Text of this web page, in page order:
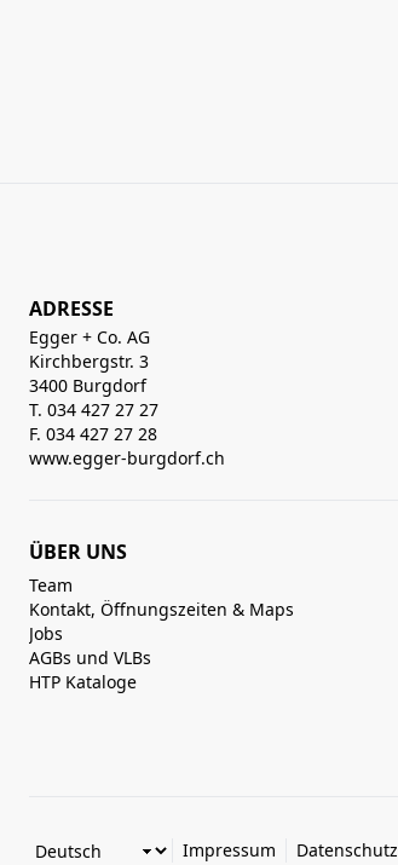
ADRESSE
Egger + Co. AG
Kirchbergstr. 3
3400 Burgdorf
T. 034 427 27 27
F. 034 427 27 28
www.egger-burgdorf.ch
ÜBER UNS
Team
Kontakt, Öffnungszeiten & Maps
Jobs
AGBs und VLBs
HTP Kataloge
Impressum Datenschutz